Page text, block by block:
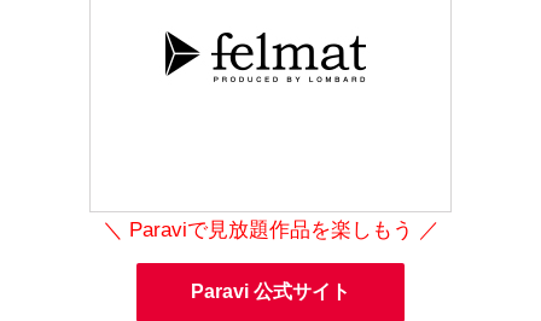
＼ Paraviで見放題作品を楽しもう ／
Paravi 公式サイト